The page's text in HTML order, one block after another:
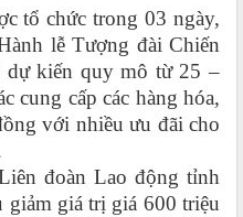
chức trong 03 ngày,
lễ Tượng đài Chiến
kiến quy mô từ 25 –
cung cấp các hàng hóa,
với nhiều ưu đãi cho
đoàn Lao động tỉnh
giá trị giá 600 triệu